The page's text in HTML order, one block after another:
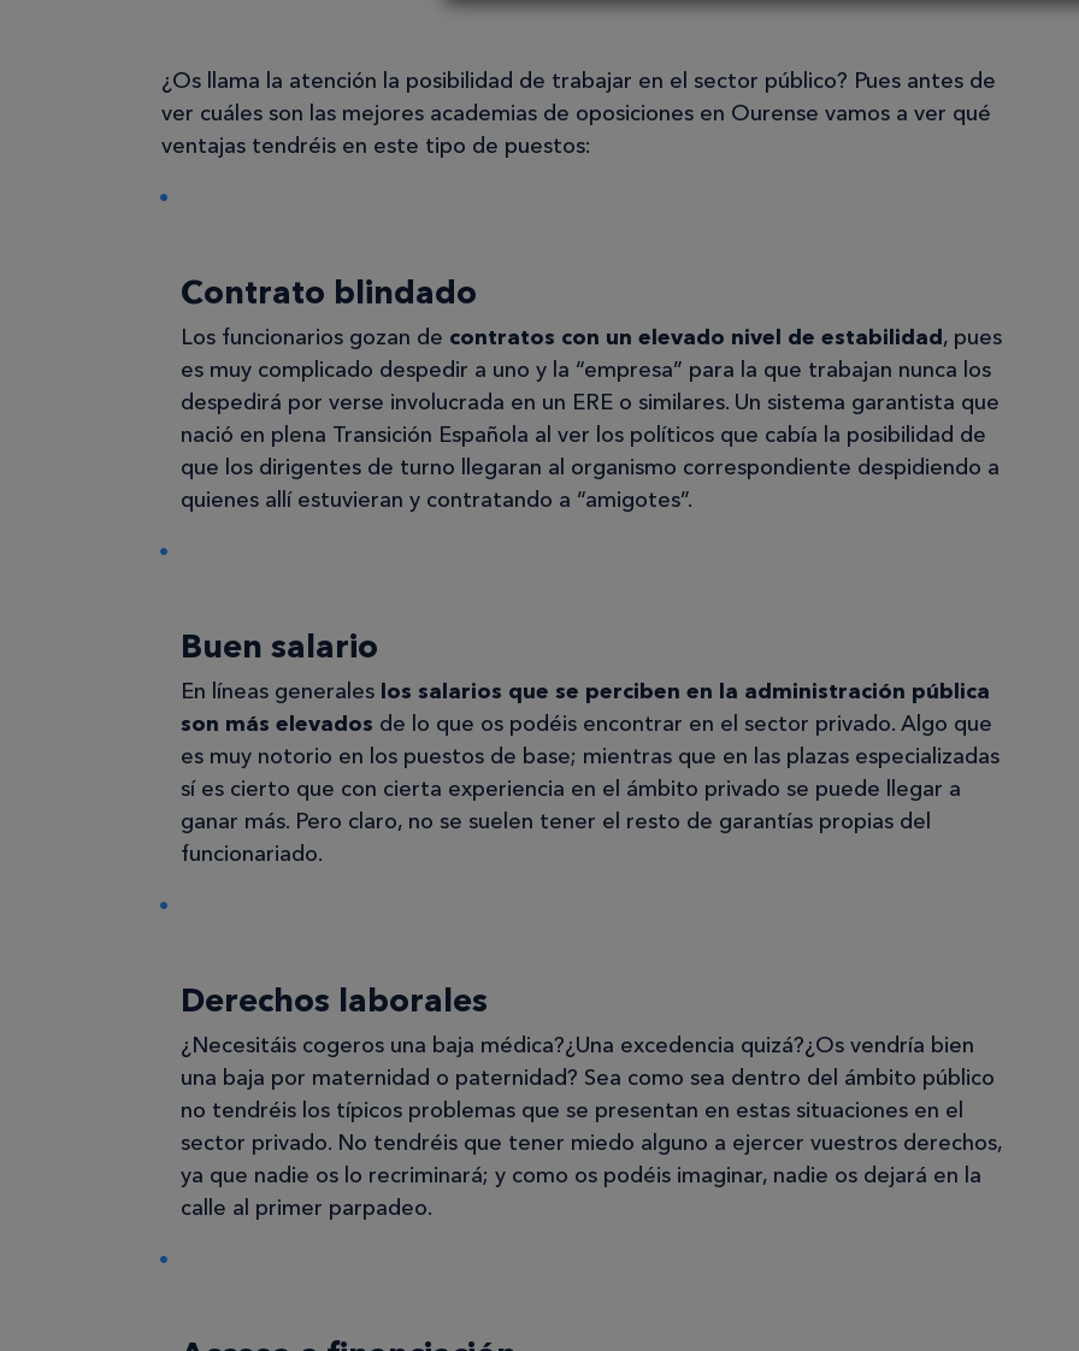
¿Os llama la atención la posibilidad de trabajar en el sector público? Pues antes de
ver cuáles son las mejores academias de oposiciones en Ourense vamos a ver qué
ventajas tendréis en este tipo de puestos:
Contrato blindado
Los funcionarios gozan de contratos con un elevado nivel de estabilidad, pues
es muy complicado despedir a uno y la “empresa” para la que trabajan nunca los
despedirá por verse involucrada en un ERE o similares. Un sistema garantista que
nació en plena Transición Española al ver los políticos que cabía la posibilidad de
que los dirigentes de turno llegaran al organismo correspondiente despidiendo a
quienes allí estuvieran y contratando a “amigotes”.
Buen salario
En líneas generales los salarios que se perciben en la administración pública
son más elevados de lo que os podéis encontrar en el sector privado. Algo que
es muy notorio en los puestos de base; mientras que en las plazas especializadas
sí es cierto que con cierta experiencia en el ámbito privado se puede llegar a
ganar más. Pero claro, no se suelen tener el resto de garantías propias del
funcionariado.
Derechos laborales
¿Necesitáis cogeros una baja médica?¿Una excedencia quizá?¿Os vendría bien
una baja por maternidad o paternidad? Sea como sea dentro del ámbito público
no tendréis los típicos problemas que se presentan en estas situaciones en el
sector privado. No tendréis que tener miedo alguno a ejercer vuestros derechos,
ya que nadie os lo recriminará; y como os podéis imaginar, nadie os dejará en la
calle al primer parpadeo.